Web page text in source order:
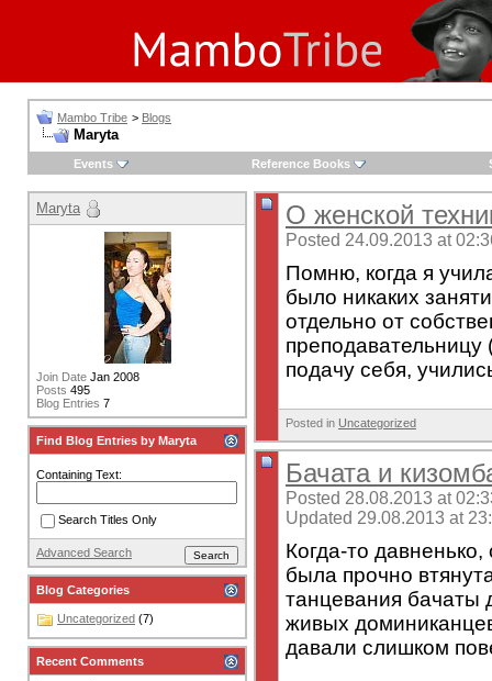
Mambo Tribe > Blogs
Maryta
Events Reference Books
О женской
Posted 24.09.2013 at
Помню, когда я
было никаких
отдельно от
преподавательницу
подачу себя,
Posted in Uncategorized
Бачата и
Posted 28.08.2013 at
Updated 29.08.2013 at
Когда-то
была прочно
танцевания бачаты
живых
давали слишком
Maryta
Join Date Jan 2008
Posts 495
Blog Entries 7
Find Blog Entries by Maryta
Containing Text:
Search Titles Only
Advanced Search
Blog Categories
Uncategorized (7)
Recent Comments